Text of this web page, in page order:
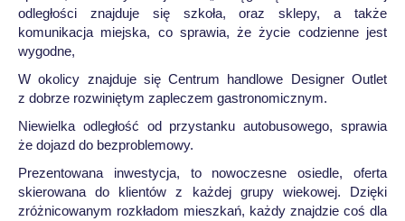
odległości znajduje się szkoła, oraz sklepy, a także
komunikacja miejska, co sprawia, że życie codzienne jest
wygodne,
W okolicy znajduje się Centrum handlowe Designer Outlet
z dobrze rozwiniętym zapleczem gastronomicznym.
Niewielka odległość od przystanku autobusowego, sprawia
że dojazd do bezproblemowy.
Prezentowana inwestycja, to nowoczesne osiedle, oferta
skierowana do klientów z każdej grupy wiekowej. Dzięki
zróżnicowanym rozkładom mieszkań, każdy znajdzie coś dla